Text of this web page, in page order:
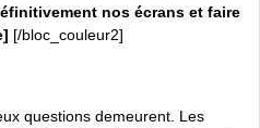
nos écrans et faire
[/bloc_couleur2]
questions demeurent. Les